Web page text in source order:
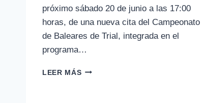
próximo sábado 20 de junio a las 17:00
horas, de una nueva cita del Campeonato
de Baleares de Trial, integrada en el
programa…
LEER MÁSMURO